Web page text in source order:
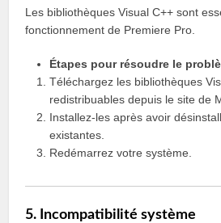
Les bibliothèques Visual C++ sont
fonctionnement de Premiere Pro.
Étapes pour résoudre le
Téléchargez les bibliothèques
redistribuables depuis le site de
Installez-les après avoir
existantes.
Redémarrez votre système.
5. Incompatibilité système